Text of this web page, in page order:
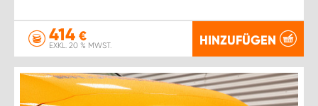
414 €
EXKL. 20 % MWST. HINZUFÜGEN